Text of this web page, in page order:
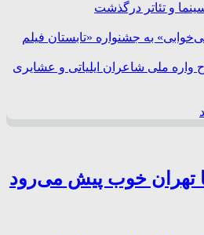
و تئاتر درگذشت
به جشنواره «تابستان فیلم
ملی شاعران ایلیاتی و عشایری
تهران خوب پیش می‌رود